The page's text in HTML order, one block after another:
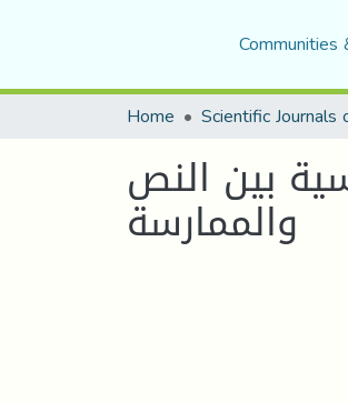
Communities
Home
بين النص
والممارسة